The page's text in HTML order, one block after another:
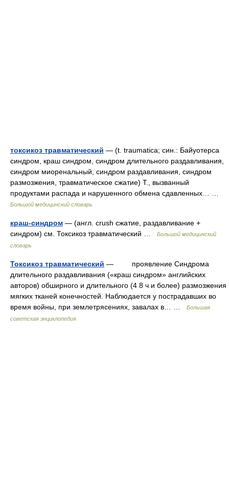
токсикоз травматический — (t. traumatica; син.: Байуотерса
синдром, краш синдром, синдром длительного раздавливания,
синдром миоренальный, синдром раздавливания, синдром
размозжения, травматическое сжатие) Т., вызванный
продуктами распада и нарушенного обмена сдавленных… …
Большой медицинский словарь
краш-синдром — (англ. crush сжатие, раздавливание +
синдром) см. Токсикоз травматический …
Большой медицинский
словарь
Токсикоз травматический — проявление Синдрома
длительного раздавливания («краш синдром» английских
авторов) обширного и длительного (4 8 ч и более) размозжения
мягких тканей конечностей. Наблюдается у пострадавших во
время войны, при землетрясениях, завалах в… …
Большая
советская энциклопедия